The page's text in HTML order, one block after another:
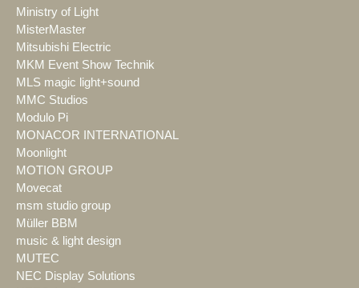
Ministry of Light
MisterMaster
Mitsubishi Electric
MKM Event Show Technik
MLS magic light+sound
MMC Studios
Modulo Pi
MONACOR INTERNATIONAL
Moonlight
MOTION GROUP
Movecat
msm studio group
Müller BBM
music & light design
MUTEC
NEC Display Solutions